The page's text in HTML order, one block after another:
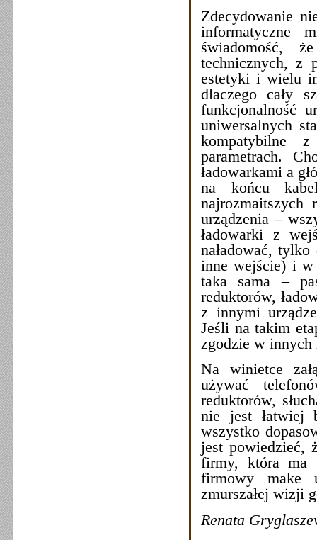
Zdecydowanie
informatyczne
świadomość,
technicznych, z
estetyki i wielu
dlaczego cały
funkcjonalność
uniwersalnych
kompatybilne
parametrach.
ładowarkami a
na końcu
urządzenia –
ładowarki z
naładować,
inne wejście) i w
taka sama –
reduktorów,
z innymi
Jeśli na takim
zgodzie w innych
Na winietce
używać
reduktorów,
nie jest łatwiej
wszystko
jest powiedzieć,
firmy, która ma
firmowy make
zmurszałej wizji
Renata